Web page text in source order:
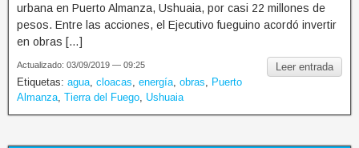
urbana en Puerto Almanza, Ushuaia, por casi 22 millones de
pesos. Entre las acciones, el Ejecutivo fueguino acordó invertir
en obras […]
Leer entrada
Actualizado: 03/09/2019 — 09:25
Etiquetas: agua cloacas energía obras
Puerto
Almanza Tierra del Fuego Ushuaia